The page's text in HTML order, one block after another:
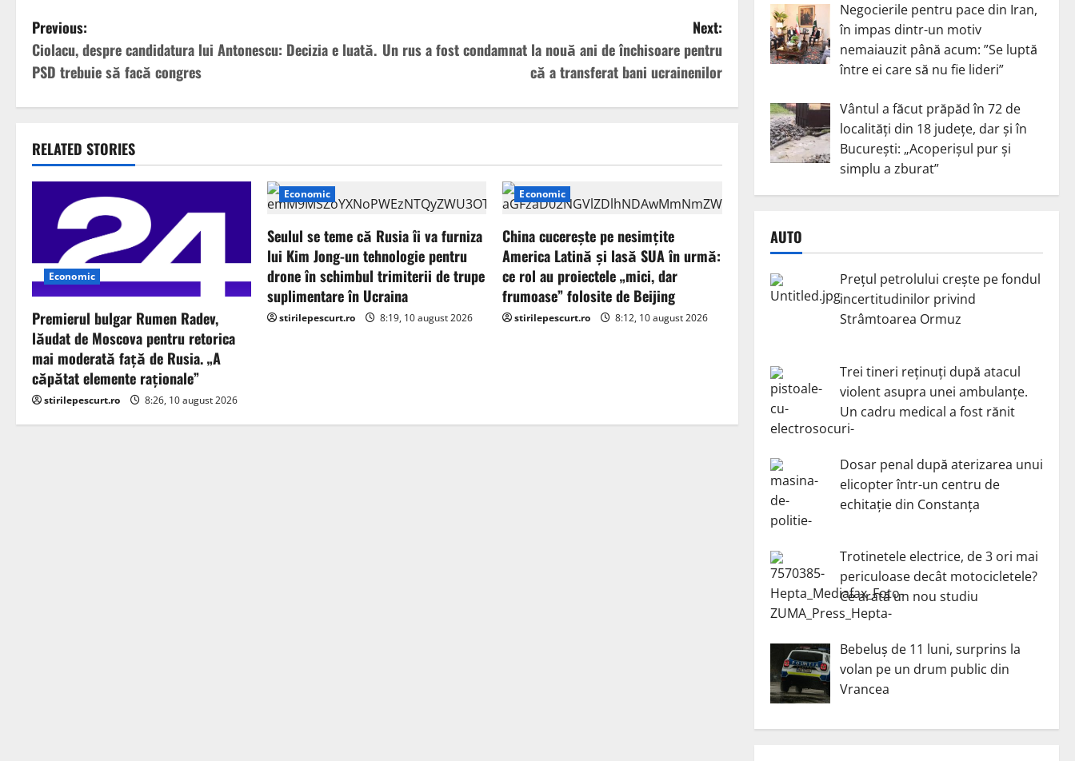
P
o
s
n
i
g
a
t
i
o
Previous:
Ciolacu, despre candidatura lui Antonescu: Decizia e luată.
PSD trebuie să facă congres
Next:
Un rus a fost condamnat la nouă ani de închisoare pentru
că a transferat bani ucrainenilor
RELATED STORIES
Economic
Premierul bulgar Rumen Radev,
lăudat de Moscova pentru retorica
mai moderată faţă de Rusia. „A
căpătat elemente raţionale”
stirilepescurt.ro 8:26, 10 august 2026
Economic
Seulul se teme că Rusia îi va furniza
lui Kim Jong-un tehnologie pentru
drone în schimbul trimiterii de trupe
suplimentare în Ucraina
stirilepescurt.ro 8:19, 10 august 2026
Economic
China cucerește pe nesimțite
America Latină și lasă SUA în urmă:
ce rol au proiectele „mici, dar
frumoase” folosite de Beijing
stirilepescurt.ro 8:12, 10 august 2026
Negocierile pentru pace din Iran,
în impas dintr-un motiv
nemaiauzit până acum: ”Se luptă
între ei care să nu fie lideri”
Vântul a făcut prăpăd în 72 de
localități din 18 județe, dar și în
București: „Acoperișul pur și
simplu a zburat”
AUTO
Prețul petrolului crește pe fondul
incertitudinilor privind
Strâmtoarea Ormuz
Trei tineri reținuți după atacul
violent asupra unei ambulanțe.
Un cadru medical a fost rănit
Dosar penal după aterizarea unui
elicopter într-un centru de
echitație din Constanța
Trotinetele electrice, de 3 ori mai
periculoase decât motocicletele?
Ce arată un nou studiu
Bebeluș de 11 luni, surprins la
volan pe un drum public din
Vrancea